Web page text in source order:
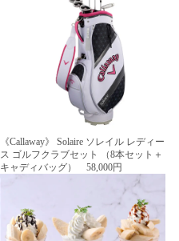
《Callaway》 Solaire ソレイル レディー
ス ゴルフクラブセット （8本セット＋
キャディバッグ） 58,000円